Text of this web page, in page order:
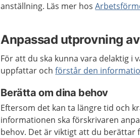
anställning. Läs mer hos
Anpassad utprovning
För att du ska kunna vara delaktig i
uppfattar ochförstår den
Berätta om dina behov
Eftersom det kan ta längre tid och
informationen ska förskrivaren
behov. Det är viktigt att du berättar